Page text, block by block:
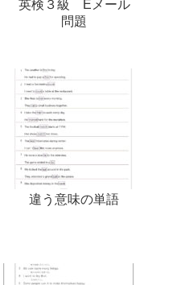
英検３級 Eメール
問題
違う意味の単語